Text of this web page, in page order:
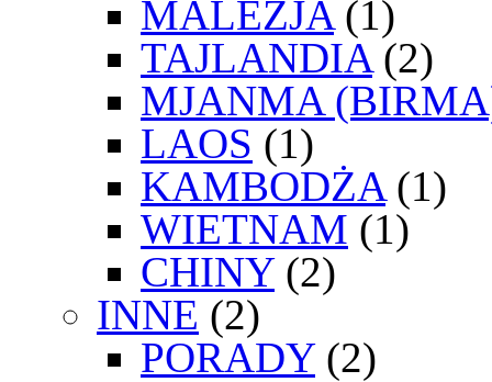
MALEZJA (1)
TAJLANDIA (2)
MJANMA
LAOS (1)
KAMBODŻA (1)
WIETNAM (1)
CHINY(2)
INNE (2)
PORADY(2)